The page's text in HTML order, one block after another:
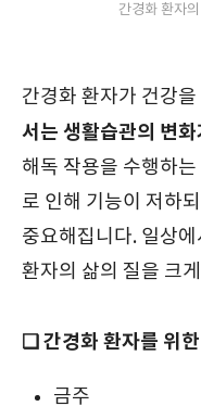
간경화 환자
간경화 환자가 건강
서는 생활습관의 변화
해독 작용을 수행하
로 인해 기능이 저하
중요해집니다. 일상
환자의 삶의 질을 크
❑ 간경화 환자를 위
금주